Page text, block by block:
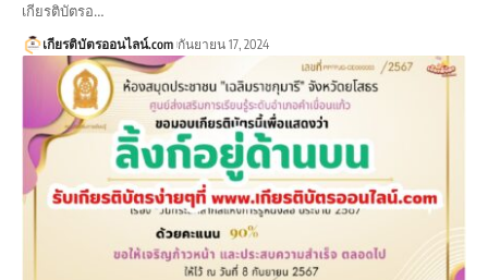
เกียรติบัตรอ…
เกียรติบัตรออนไลน์.com กันยายน 17, 2024